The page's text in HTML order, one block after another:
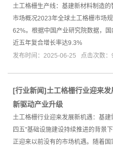
土工格栅生产线：基建新材料制造
市场概况2023年全球土工格栅市场
62%。根据中国产业研究院数据，国
近五年复合增长率达9.3%
发布时间：2025-06-25 点击次数：
[行业新闻]土工格栅行业迎来
新驱动产业升级
土工格栅行业迎来发展新机遇：基
四五"基础设施建设持续推进的背景
正迎来以前没有的市场机遇。随着